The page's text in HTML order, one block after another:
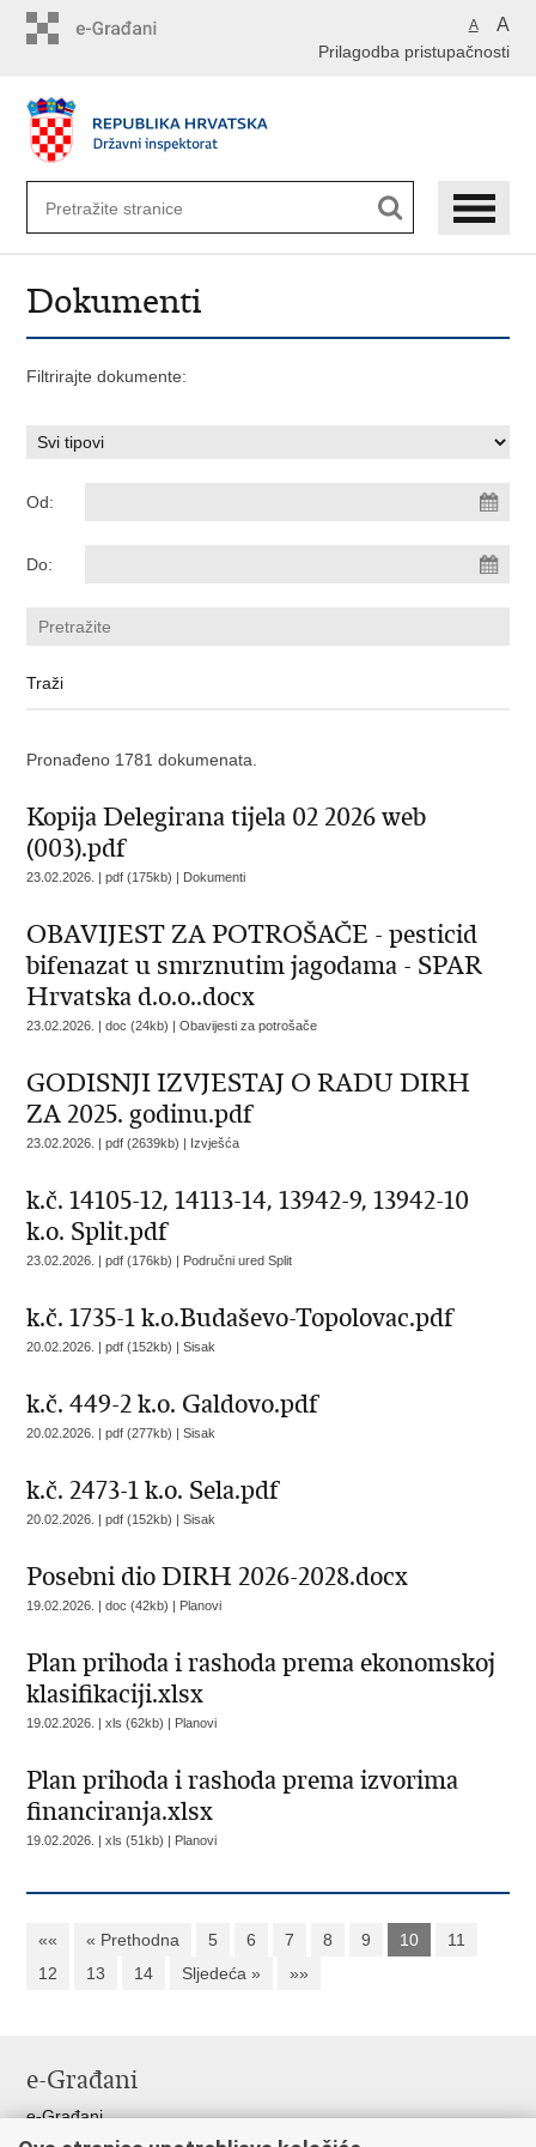
A A
Prilagodba pristupačnosti
Dokumenti
Filtrirajte dokumente:
Od:
Do:
Pronađeno 1781 dokumenata.
Kopija Delegirana tijela 02 2026 web
(003).pdf
23.02.2026. | pdf (175kb) | Dokumenti
OBAVIJEST ZA POTROŠAČE - pesticid
bifenazat u smrznutim jagodama - SPAR
Hrvatska d.o.o..docx
23.02.2026. | doc (24kb) |Obavijesti za potrošače
GODISNJI IZVJESTAJ O RADU DIRH
ZA 2025. godinu.pdf
23.02.2026. | pdf (2639kb) | Izvješća
k.č. 14105-12, 14113-14, 13942-9, 13942-10
k.o. Split.pdf
23.02.2026. | pdf (176kb) | Područni ured Split
k.č. 1735-1 k.o.Budaševo-Topolovac.pdf
20.02.2026. | pdf (152kb) |Sisak
k.č. 449-2 k.o. Galdovo.pdf
20.02.2026. | pdf (277kb) |Sisak
k.č. 2473-1 k.o. Sela.pdf
20.02.2026. | pdf (152kb) |Sisak
Posebni dio DIRH 2026-2028.docx
19.02.2026. | doc (42kb) | Planovi
Plan prihoda i rashoda prema ekonomskoj
klasifikaciji.xlsx
19.02.2026. | xls (62kb) | Planovi
Plan prihoda i rashoda prema izvorima
financiranja.xlsx
19.02.2026. | xls (51kb) | Planovi
«« « Prethodna 5 6 7 8 9 10
11
12
13 14 Sljedeća » »»
e-Građani
e-Građani